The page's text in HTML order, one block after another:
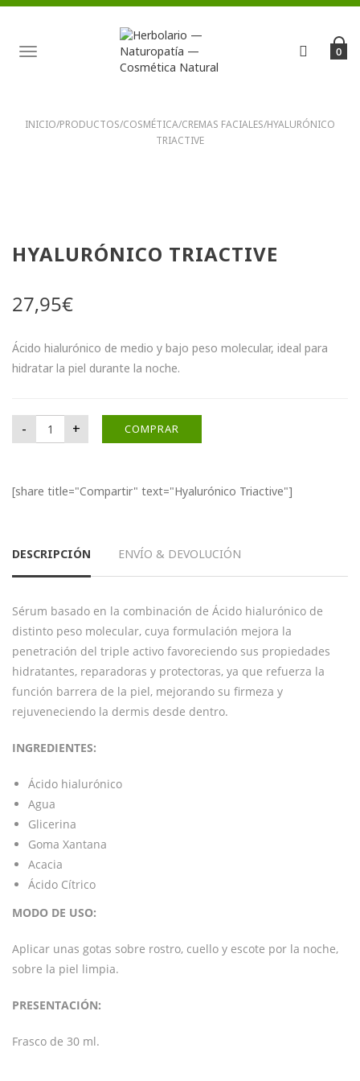
TOGGLE
NAVIGATION
0
INICIO/PRODUCTOS/COSMÉTICA/CREMAS FACIALES/HYALURÓNICO
TRIACTIVE
HYALURÓNICO TRIACTIVE
27,95€
Ácido hialurónico de medio y bajo peso molecular, ideal para
hidratar la piel durante la noche.
-
Hyalurónico Triactive cantidad
+ COMPRAR
[share title="Compartir" text="Hyalurónico Triactive"]
DESCRIPCIÓN ENVÍO & DEVOLUCIÓN
Sérum basado en la combinación de Ácido hialurónico de
distinto peso molecular, cuya formulación mejora la
penetración del triple activo favoreciendo sus propiedades
hidratantes, reparadoras y protectoras, ya que refuerza la
función barrera de la piel, mejorando su firmeza y
rejuveneciendo la dermis desde dentro.
INGREDIENTES:
Ácido hialurónico
Agua
Glicerina
Goma Xantana
Acacia
Ácido Cítrico
MODO DE USO:
Aplicar unas gotas sobre rostro, cuello y escote por la noche,
sobre la piel limpia.
PRESENTACIÓN:
Frasco de 30 ml.